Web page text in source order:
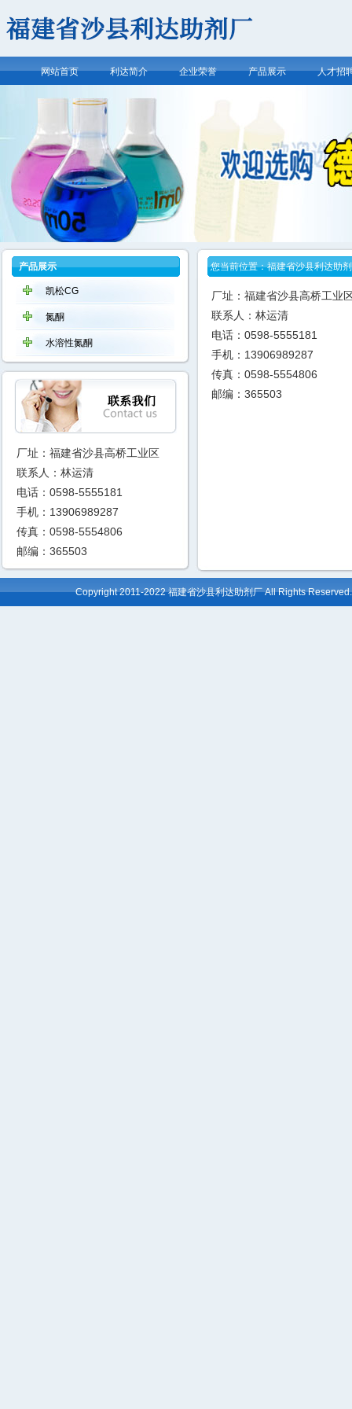
网站首页 利达简介 企业荣誉 产品展示 人才招
产品展示
凯松CG
氮酮
水溶性氮酮
厂址：福建省沙县高桥工业区
联系人：林运清
电话：0598-5555181
手机：13906989287
传真：0598-5554806
邮编：365503
您当前位置：福建省沙县利达助
厂址：福建省沙县高桥工业
联系人：林运清
电话：0598-5555181
手机：13906989287
传真：0598-5554806
邮编：365503
Copyright 2011-2022 福建省沙县利达助剂厂 All Rights